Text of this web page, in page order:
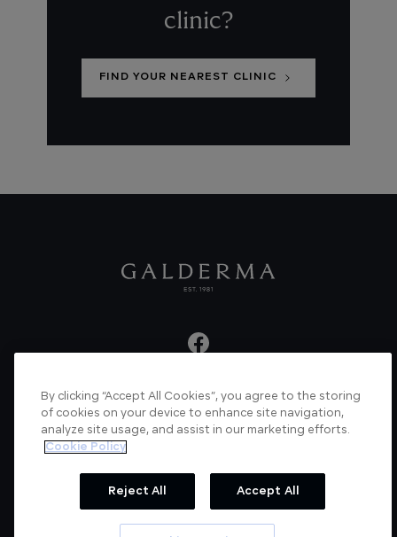
clinic?
FIND YOUR NEAREST CLINIC
About us Articles News Videos
Verified Certificate Contact us
By clicking “Accept All Cookies”, you agree to the storing
of cookies on your device to enhance site navigation,
analyze site usage, and assist in our marketing efforts.
Cookie Policy
Reject All Accept All